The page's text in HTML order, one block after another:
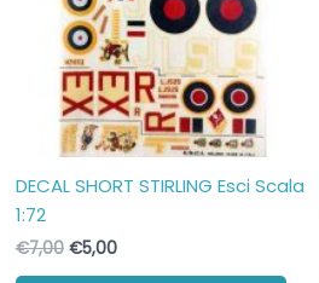
DECAL SHORT STIRLING Esci Scala
1:72
€7,00 Il
€5,00Il